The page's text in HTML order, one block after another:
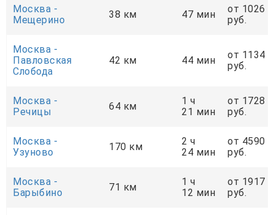
Москва -
Мещерино
38 км 47 мин
от 1026
руб.
Москва -
Павловская
Слобода
42 км 44 мин
от 1134
руб.
Москва -
Речицы
64 км
1 ч
21 мин
от 1728
руб.
Москва -
Узуново
170 км
2 ч
24 мин
от 4590
руб.
Москва -
Барыбино
71 км
1 ч
12 мин
от 1917
руб.